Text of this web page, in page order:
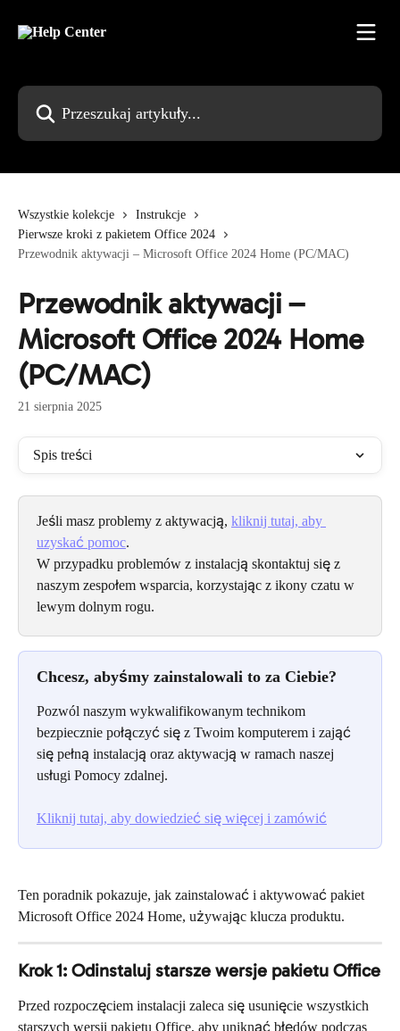
Przeszukaj artykuły...
Wszystkie kolekcje
Instrukcje
Pierwsze kroki z pakietem Office 2024
Przewodnik aktywacji – Microsoft Office 2024 Home (PC/MAC)
Przewodnik aktywacji –
Microsoft Office 2024 Home
(PC/MAC)
21 sierpnia 2025
Spis treści
Jeśli masz problemy z aktywacją, kliknij tutaj, aby
uzyskać pomoc.
W przypadku problemów z instalacją skontaktuj się z
naszym zespołem wsparcia, korzystając z ikony czatu w
lewym dolnym rogu.
Chcesz, abyśmy zainstalowali to za Ciebie?
Pozwól naszym wykwalifikowanym technikom
bezpiecznie połączyć się z Twoim komputerem i zająć
się pełną instalacją oraz aktywacją w ramach naszej
usługi Pomocy zdalnej.
Kliknij tutaj, aby dowiedzieć się więcej i zamówić
Ten poradnik pokazuje, jak zainstalować i aktywować pakiet
Microsoft Office 2024 Home, używając klucza produktu.
Krok 1: Odinstaluj starsze wersje pakietu Office
Przed rozpoczęciem instalacji zaleca się usunięcie wszystkich
starszych wersji pakietu Office, aby uniknąć błędów podczas